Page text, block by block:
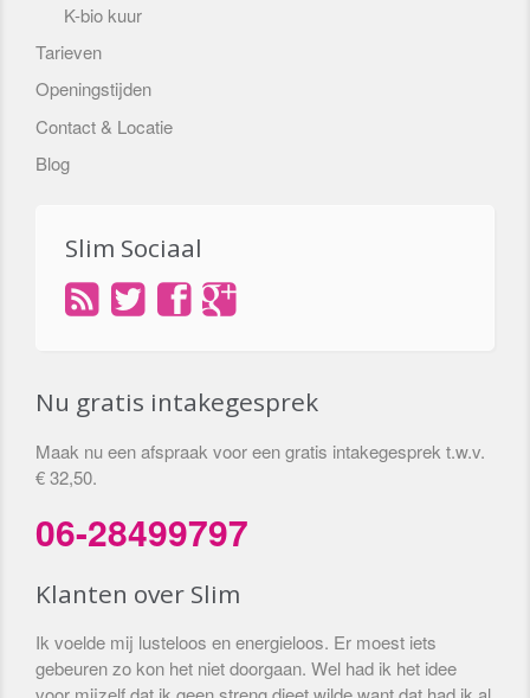
K-bio kuur
Tarieven
Openingstijden
Contact & Locatie
Blog
Slim Sociaal
Nu gratis intakegesprek
Maak nu een afspraak voor een gratis intakegesprek t.w.v.
€ 32,50.
06-28499797
Klanten over Slim
Ik voelde mij lusteloos en energieloos. Er moest iets
gebeuren zo kon het niet doorgaan. Wel had ik het idee